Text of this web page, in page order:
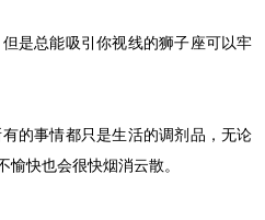
是总能吸引你视线的狮子座可以牢
的事情都只是生活的调剂品，无论
快也会很快烟消云散。